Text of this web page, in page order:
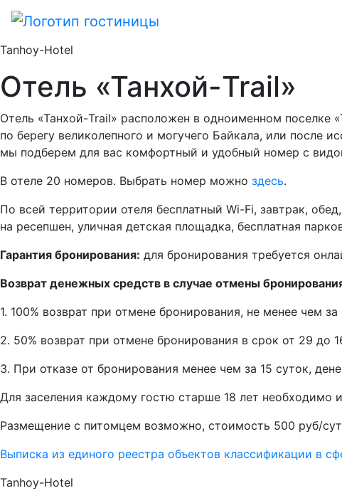
Tanhoy-Hotel
Отель «Танхой-Trail»
Отель «Танхой-Trail» расположен в одноименном поселке
по берегу великолепного и могучего Байкала, или после
мы подберем для вас комфортный и удобный номер с
В отеле 20 номеров. Выбрать номер можно здесь.
По всей территории отеля бесплатный Wi-Fi, завтрак,
на ресепшен, уличная детская площадка, бесплатная
Гарантия бронирования: для бронирования требуется
Возврат денежных средств в случае отмены
1. 100% возврат при отмене бронирования, не менее чем
2. 50% возврат при отмене бронирования в срок от 29 до
3. При отказе от бронирования менее чем за 15 суток,
Для заселения каждому гостю старше 18 лет необходимо
Размещение с питомцем возможно, стоимость 500 руб/
Выписка из единого реестра объектов классификации в
Tanhoy-Hotel